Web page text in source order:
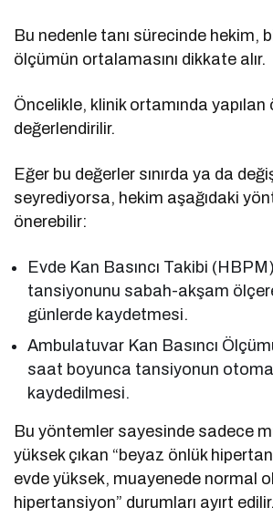
Bu nedenle tanı sürecinde hekim,
ölçümün ortalamasını dikkate alır.
Öncelikle, klinik ortamında
değerlendirilir.
Eğer bu değerler sınırda ya da
seyrediyorsa, hekim aşağıdaki
önerebilir:
Evde Kan Basıncı Takibi
tansiyonunu sabah-akşam
günlerde kaydetmesi.
Ambulatuvar Kan Basıncı
saat boyunca tansiyonun
kaydedilmesi.
Bu yöntemler sayesinde sadece
yüksek çıkan “beyaz önlük
evde yüksek, muayenede normal
hipertansiyon” durumları ayırt edilir.